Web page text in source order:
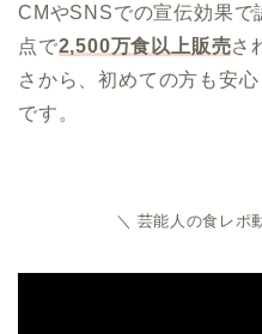
CMやSNSでの宣伝効果
点で2,500万食以上販売さ
さから、初めての方も安
です。
＼ 芸能人の食レポ